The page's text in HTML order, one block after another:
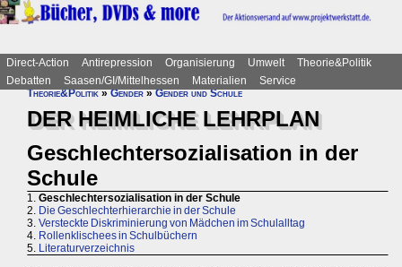
Direct-Action Antirepression Organisierung Umwelt
Theorie&Politik
Debatten
Saasen/GI/Mittelhessen Materialien
Service
Theorie&Politik»Gender»Gender und Schule
DER HEIMLICHE LEHRPLAN
Geschlechtersozialisation in der
Schule
1. Geschlechtersozialisation in der Schule
2. Die Geschlechterhierarchie in der Schule
3. Versteckte Diskriminierung von Mädchen im Schulalltag
4. Rollenklischees in Schulbüchern
5. Literaturverzeichnis